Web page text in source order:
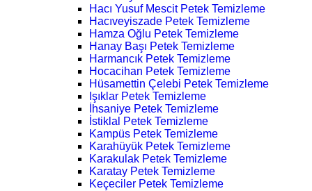
Hacı Yusuf Mescit Petek Temizleme
Hacıveyiszade Petek Temizleme
Hamza Oğlu Petek Temizleme
Hanay Başı Petek Temizleme
Harmancık Petek Temizleme
Hocacihan Petek Temizleme
Hüsamettin Çelebi Petek Temizleme
Işıklar Petek Temizleme
İhsaniye Petek Temizleme
İstiklal Petek Temizleme
Kampüs Petek Temizleme
Karahüyük Petek Temizleme
Karakulak Petek Temizleme
Karatay Petek Temizleme
Keçeciler Petek Temizleme